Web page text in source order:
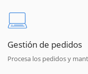
Gestión de pedidos
Procesa los pedidos y